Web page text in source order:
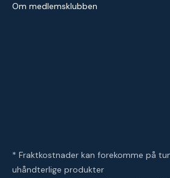
Om medlemsklubben
* Fraktkostnader kan forekomme på
uhåndterlige produkter